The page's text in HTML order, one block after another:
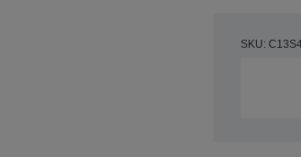
SKU: